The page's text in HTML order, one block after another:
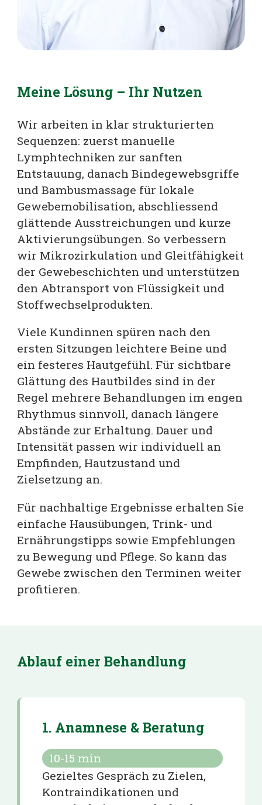
Meine Lösung – Ihr Nutzen
Wir arbeiten in klar strukturierten
Sequenzen: zuerst manuelle
Lymphtechniken zur sanften
Entstauung, danach Bindegewebsgriffe
und Bambusmassage für lokale
Gewebemobilisation, abschliessend
glättende Ausstreichungen und kurze
Aktivierungsübungen. So verbessern
wir Mikrozirkulation und Gleitfähigkeit
der Gewebeschichten und unterstützen
den Abtransport von Flüssigkeit und
Stoffwechselprodukten.
Viele Kundinnen spüren nach den
ersten Sitzungen leichtere Beine und
ein festeres Hautgefühl. Für sichtbare
Glättung des Hautbildes sind in der
Regel mehrere Behandlungen im engen
Rhythmus sinnvoll, danach längere
Abstände zur Erhaltung. Dauer und
Intensität passen wir individuell an
Empfinden, Hautzustand und
Zielsetzung an.
Für nachhaltige Ergebnisse erhalten Sie
einfache Hausübungen, Trink- und
Ernährungstipps sowie Empfehlungen
zu Bewegung und Pflege. So kann das
Gewebe zwischen den Terminen weiter
profitieren.
Ablauf einer Behandlung
1. Anamnese & Beratung
10-15 min
Gezieltes Gespräch zu Zielen,
Kontraindikationen und